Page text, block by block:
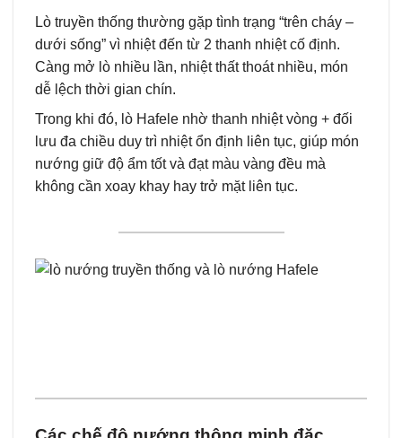
Lò truyền thống thường gặp tình trạng “trên cháy –
dưới sống” vì nhiệt đến từ 2 thanh nhiệt cố định.
Càng mở lò nhiều lần, nhiệt thất thoát nhiều, món
dễ lệch thời gian chín.
Trong khi đó, lò Hafele nhờ thanh nhiệt vòng + đối
lưu đa chiều duy trì nhiệt ổn định liên tục, giúp món
nướng giữ độ ẩm tốt và đạt màu vàng đều mà
không cần xoay khay hay trở mặt liên tục.